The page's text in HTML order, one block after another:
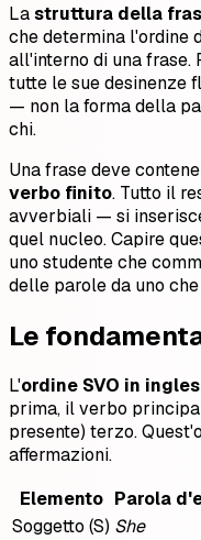
Lastruttura della
che determina l'ordine
all'interno di una frase.
tutte le sue desinenze
— non la forma della
chi.
Una frase deve
verbo finito. Tutto il
avverbiali — si
quel nucleo. Capire
uno studente che
delle parole da uno
Le
L'ordine SVO in
prima, il verbo
presente) terzo.
affermazioni.
Elemento Parola
Soggetto (S) She